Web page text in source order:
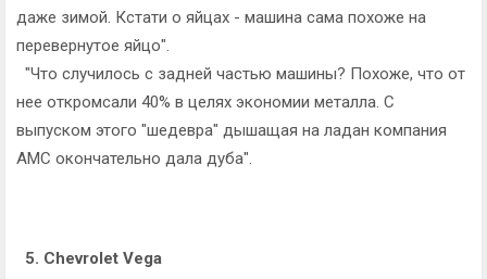
даже зимой. Кстати о яйцах - машина сама похоже на
перевернутое яйцо".
"Что случилось с задней частью машины? Похоже, что от
нее откромсали 40% в целях экономии металла. С
выпуском этого "шедевра" дышащая на ладан компания
AMC окончательно дала дуба".
5. Chevrolet Vega